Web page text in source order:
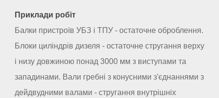
Приклади робіт
Балки пристроїв УБЗ і ТПУ - остаточне оброблення.
Блоки циліндрів дизеля - остаточне стругання верху
і низу довжиною понад 3000 мм з виступами та
западинами. Вали гребні з конусними з'єднаннями з
дейдвудними валами - стругання внутрішніх